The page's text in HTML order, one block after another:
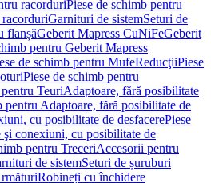
racorduriPiese de schimb pentru
Garnituri de sistemSeturi de
flanșăGeberit Mapress CuNiFeGeberit
pentru Geberit Mapress
de schimb pentru MufeReducţiiPiese
Piese de schimb pentru
TeuriAdaptoare, fără posibilitate
pentru Adaptoare, fără posibilitate de
cu posibilitate de desfacerePiese
conexiuni, cu posibilitate de
pentru TreceriAccesorii pentru
de sistemSeturi de șuruburi
Robineți cu închidere